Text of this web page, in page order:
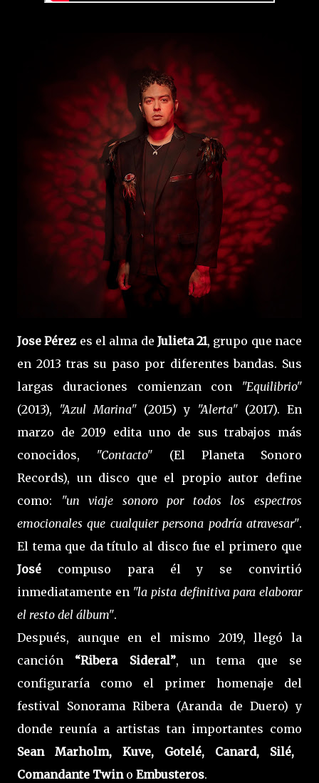
Jose Pérez es el alma de Julieta 21, grupo que nace
en 2013 tras su paso por diferentes bandas. Sus
largas duraciones comienzan con "Equilibrio"
(2013), "Azul Marina" (2015) y "Alerta" (2017). En
marzo de 2019 edita uno de sus trabajos más
conocidos, "Contacto" (El Planeta Sonoro
Records), un disco que el propio autor define
como:
"un viaje sonoro por todos los espectros
emocionales que cualquier persona podría atravesar".
El tema que da título al disco fue el primero que
José compuso para él y se convirtió
inmediatamente en "la pista definitiva para elaborar
el resto del álbum".
Después, aunque en el mismo 2019, llegó la
canción “Ribera Sideral”, un tema que se
configuraría como el primer homenaje del
festival Sonorama Ribera (Aranda de Duero) y
donde reunía a artistas tan importantes como
Sean Marholm, Kuve, Gotelé, Canard, Silé,
Comandante Twino Embusteros.